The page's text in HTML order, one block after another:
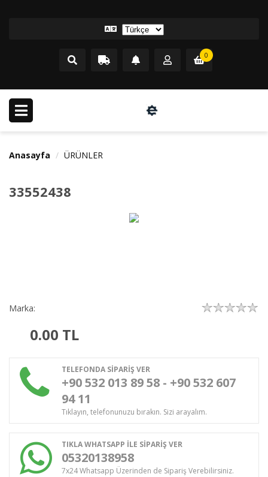
0
Anasayfa ÜRÜNLER
33552438
Marka:
0.00 TL
TELEFONDA SİPARİŞ VER
+90 532 013 89 58 - +90 532 607
94 11
Tıklayın, telefonunuzu bırakın. Sizi arayalım.
TIKLA WHATSAPP İLE SİPARİŞ VER
05320138958
7x24 Whatsapp Üzerinden de Sipariş Verebilirsiniz.